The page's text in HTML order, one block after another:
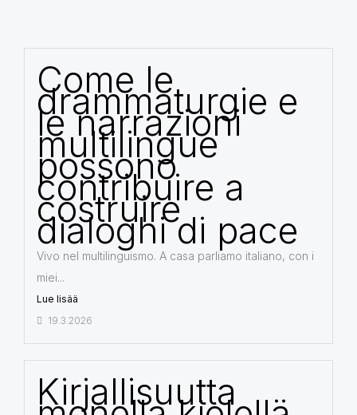
Come le
drammaturgie e
le narrazioni
multilingue
possono
contribuire a
costruire
dialoghi di pace
Vivo nel multilinguismo. A casa parliamo italiano, con i
miei...
Lue lisää
19.3.2026
Kirjallisuutta